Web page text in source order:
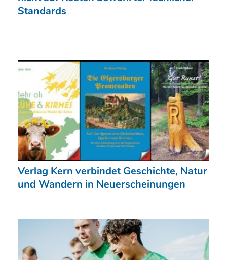
Standards
Verlag Kern verbindet Geschichte, Natur
und Wandern in Neuerscheinungen